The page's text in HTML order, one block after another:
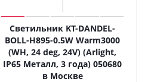
Светильник KT-DANDEL-
BOLL-H895-0.5W Warm3000
(WH, 24 deg, 24V) (Arlight,
IP65 Металл, 3 года) 050680
в Москве